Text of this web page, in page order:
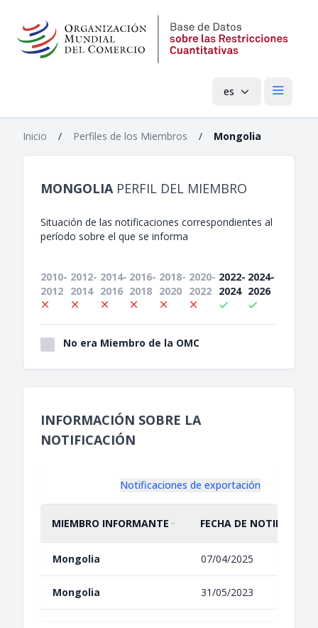
es Menú
Inicio / Perfiles de los Miembros / Mongolia
MONGOLIA PERFIL DEL MIEMBRO
Situación de las notificaciones correspondientes al
período sobre el que se informa
2010-
2012
2012-
2014
2014-
2016
2016-
2018
2018-
2020
2020-
2022
2022-
2024
2024-
2026
No era Miembro de la OMC
INFORMACIÓN SOBRE LA
NOTIFICACIÓN
Notificaciones de exportación
ORDENAR POR
MIEMBRO INFORMANTE
ASCENDENTE ORDENAR POR
FECHA DE
ASCENDENTE
Mongolia 07/04/2025
Mongolia 31/05/2023